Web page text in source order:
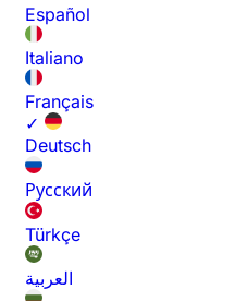
Español
Italiano
Français
✓
Deutsch
Русский
Türkçe
العربية